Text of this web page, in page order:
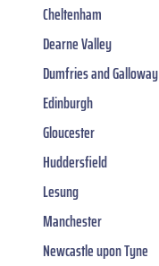
Cheltenham
Dearne Valley
Dumfries and Galloway
Edinburgh
Gloucester
Huddersfield
Lesung
Manchester
Newcastle upon Tyne